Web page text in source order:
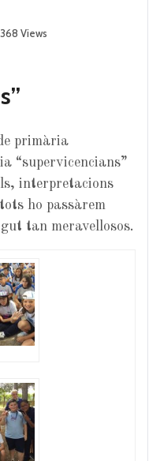
Views
primària
“supervicencians”
interpretacions
ho passàrem
tan meravellosos.